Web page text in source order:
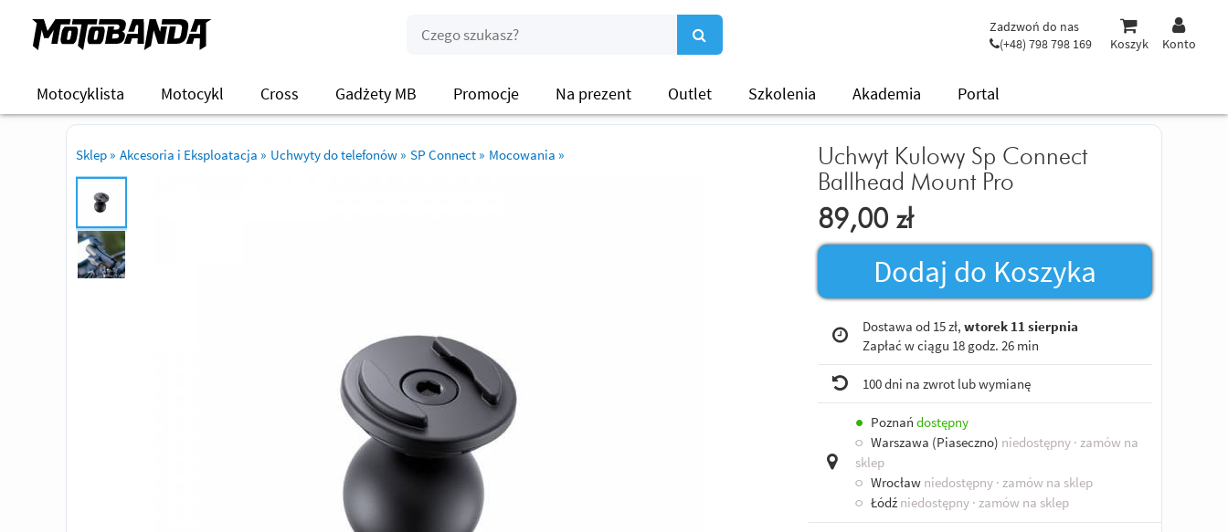
Zadzwoń do nas
(+48) 798 798 169
Koszyk Konto
Motocyklista Motocykl Cross Gadżety MB Promocje Na prezent Outlet Szkolenia Akademia Portal
Sklep » Akcesoria i Eksploatacja » Uchwyty do telefonów » SP Connect » Mocowania »
Uchwyt Kulowy Sp Connect
Ballhead Mount Pro
89,00 zł
Dodaj do Koszyka
Dostawa od 15 zł, wtorek 11 sierpnia
Zapłać w ciągu 18 godz. 26 min
100 dni na zwrot lub wymianę
● Poznań dostępny
○ Warszawa (Piaseczno) niedostępny · zamów na
sklep
○ Wrocław niedostępny · zamów na sklep
○ Łódź niedostępny · zamów na sklep